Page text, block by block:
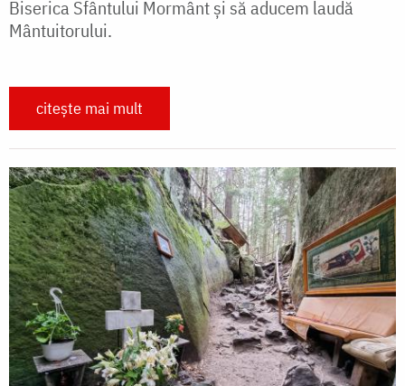
Biserica Sfântului Mormânt și să aducem laudă
Mântuitorului.
citește mai mult